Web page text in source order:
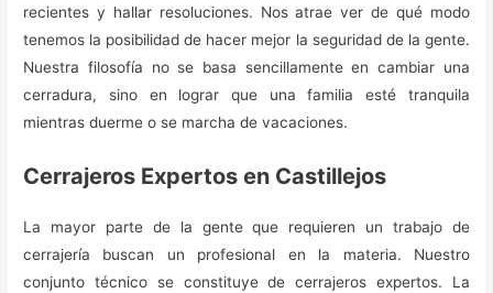
recientes y hallar resoluciones. Nos atrae ver de qué modo
tenemos la posibilidad de hacer mejor la seguridad de la gente.
Nuestra filosofía no se basa sencillamente en cambiar una
cerradura, sino en lograr que una familia esté tranquila
mientras duerme o se marcha de vacaciones.
Cerrajeros Expertos en Castillejos
La mayor parte de la gente que requieren un trabajo de
cerrajería buscan un profesional en la materia. Nuestro
conjunto técnico se constituye de cerrajeros expertos. La